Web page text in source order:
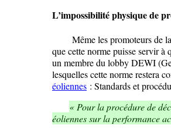
L’impossibilité physique de
Même les promoteurs de la
que cette norme puisse servir à
un membre du lobby DEWI
lesquelles cette norme restera
éoliennes : Standards et
« Pour la procédure de
éoliennes sur la performance